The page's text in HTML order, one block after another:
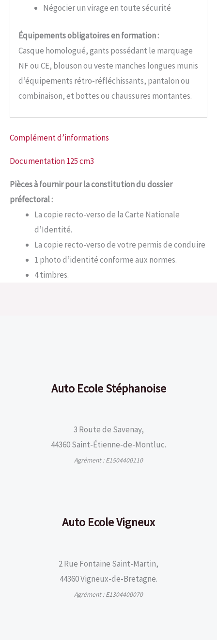
Négocier un virage en toute sécurité
Équipements obligatoires en formation :
Casque homologué, gants possédant le marquage
NF ou CE, blouson ou veste manches longues munis
d’équipements rétro-réfléchissants, pantalon ou
combinaison, et bottes ou chaussures montantes.
Complément d’informations
Documentation 125 cm3
Pièces à fournir pour la constitution du dossier
préfectoral :
La copie recto-verso de la Carte Nationale
d’Identité.
La copie recto-verso de votre permis de conduire
1 photo d’identité conforme aux normes.
4 timbres.
Auto Ecole Stéphanoise
3 Route de Savenay,
44360 Saint-Étienne-de-Montluc.
Agrément : E1504400110
Auto Ecole Vigneux
2 Rue Fontaine Saint-Martin,
44360 Vigneux-de-Bretagne.
Agrément : E1304400070